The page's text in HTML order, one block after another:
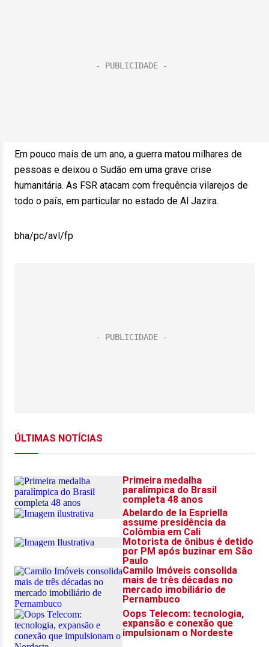
Em pouco mais de um ano, a guerra matou milhares de
pessoas e deixou o Sudão em uma grave crise
humanitária. As FSR atacam com frequência vilarejos de
todo o país, em particular no estado de Al Jazira.
bha/pc/avl/fp